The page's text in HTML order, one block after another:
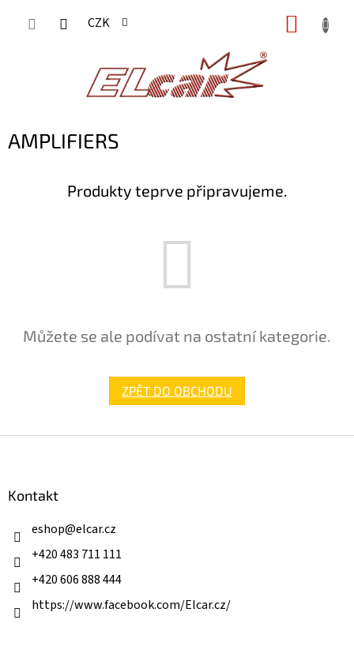
CZK
AMPLIFIERS
Produkty teprve připravujeme.
Můžete se ale podívat na ostatní kategorie.
ZPĚT DO OBCHODU
Kontakt
eshop@elcar.cz
+420 483 711 111
+420 606 888 444
https://www.facebook.com/Elcar.cz/